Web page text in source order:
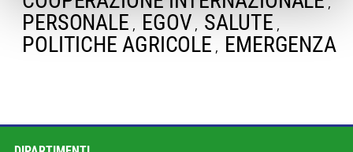
PERSONALE , EGOV , SALUTE ,
POLITICHE AGRICOLE , EMERGENZA